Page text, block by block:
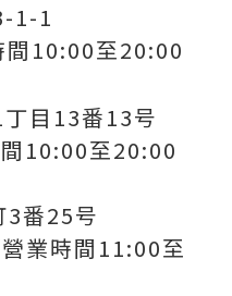
1-1
間10:00至20:00
目13番13号
10:00至20:00
3番25号
業時間11:00至